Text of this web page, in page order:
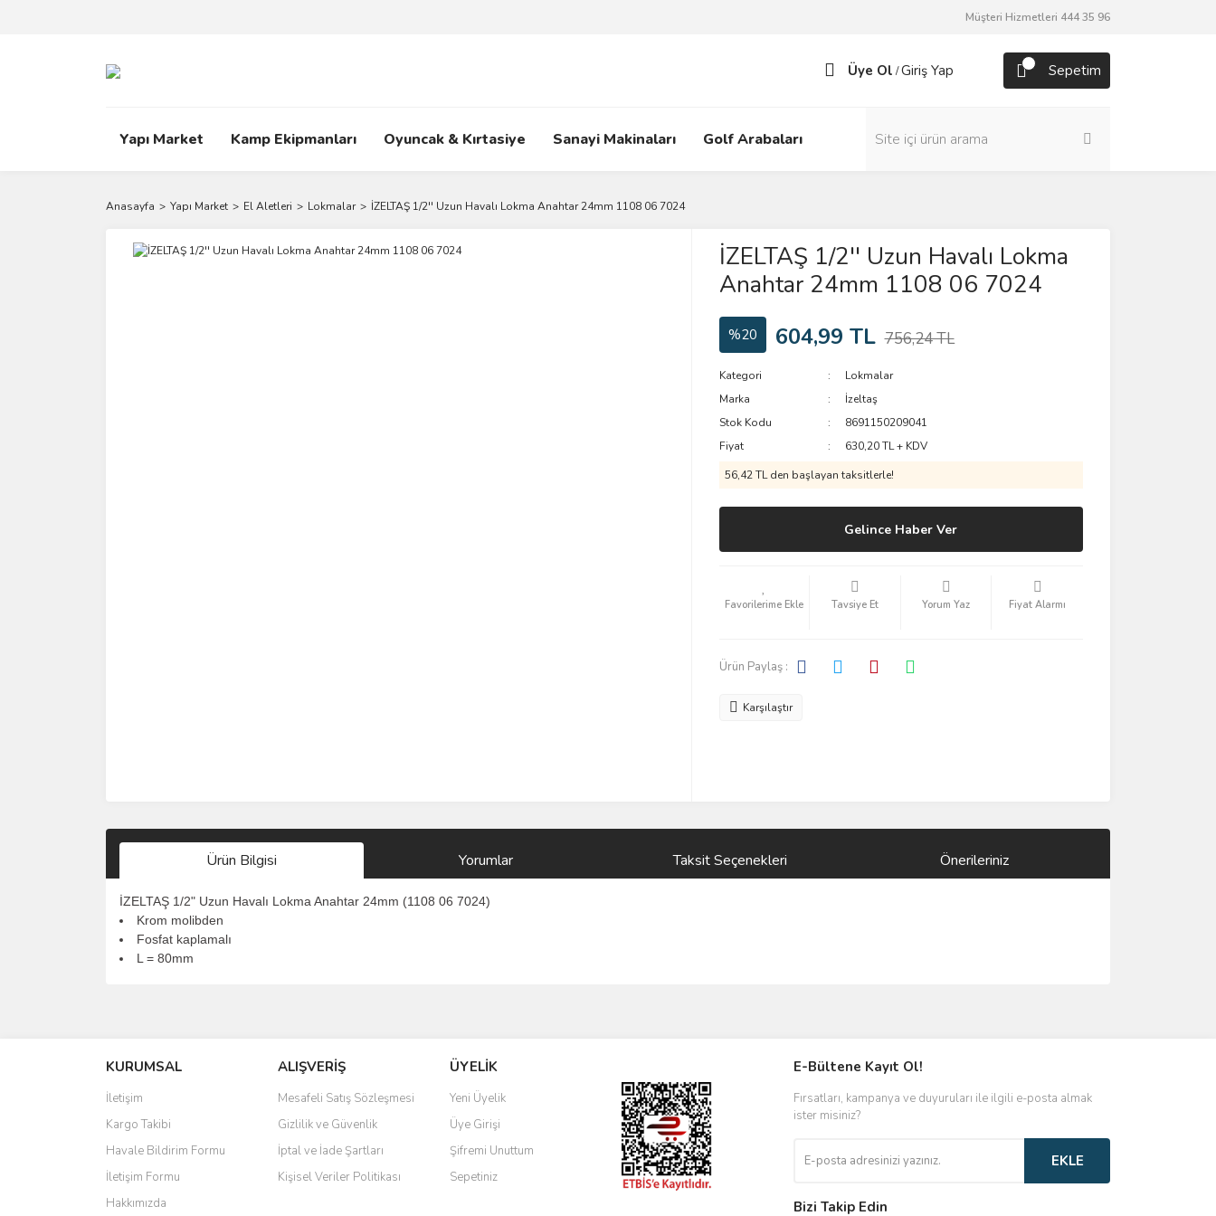
Müşteri Hizmetleri 444 35 96
Üye Ol /Giriş Yap Sepetim
Yapı Market Kamp Ekipmanları Oyuncak & Kırtasiye Sanayi Makinaları Golf Arabaları
Anasayfa Yapı Market El Aletleri Lokmalar İZELTAŞ 1/2'' Uzun Havalı Lokma Anahtar 24mm 1108 06 7024
İZELTAŞ 1/2'' Uzun Havalı Lokma
Anahtar 24mm 1108 06 7024
%20 604,99 TL 756,24 TL
Kategori
Lokmalar
Marka
İzeltaş
Stok Kodu
8691150209041
Fiyat
630,20 TL + KDV
56,42 TL den başlayan taksitlerle!
Gelince Haber Ver
Tavsiye Et Yorum Yaz Fiyat Alarmı
Ürün Paylaş :
Karşılaştır
Ürün Bilgisi Yorumlar Taksit Seçenekleri Önerileriniz
İZELTAŞ 1/2" Uzun Havalı Lokma Anahtar 24mm (1108 06 7024)
Krom molibden
Fosfat kaplamalı
L = 80mm
Yorum Yaz
Ürün resmi kalitesiz, bozuk veya görüntülenemiyor.
Ürün açıklamasında eksik bilgiler bulunuyor.
Ürün bilgilerinde hatalar bulunuyor.
Ürün fiyatı diğer sitelerden daha pahalı.
Bu ürüne benzer farklı alternatifler olmalı.
KURUMSAL
İletişim
Kargo Takibi
Havale Bildirim Formu
İletişim Formu
Hakkımızda
ALIŞVERİŞ
Mesafeli Satış Sözleşmesi
Gizlilik ve Güvenlik
İptal ve İade Şartları
Kişisel Veriler Politikası
ÜYELİK
Yeni Üyelik
Üye Girişi
Şifremi Unuttum
Sepetiniz
E-Bültene Kayıt Ol!
Fırsatları, kampanya ve duyuruları ile ilgili e-posta almak
ister misiniz?
EKLE
Bizi Takip Edin